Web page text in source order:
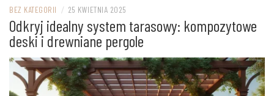
BEZ KATEGORII / 25 KWIETNIA 2025
Odkryj idealny system tarasowy: kompozytowe
deski i drewniane pergole